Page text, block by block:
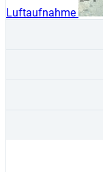
Luftaufnahme